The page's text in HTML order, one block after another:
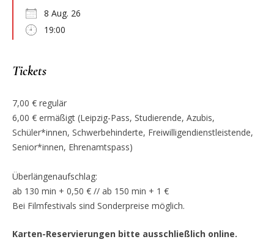
8 Aug. 26
19:00
Tickets
7,00 € regulär
6,00 € ermäßigt (Leipzig-Pass, Studierende, Azubis,
Schüler*innen, Schwerbehinderte, Freiwilligendienstleistende,
Senior*innen, Ehrenamtspass)
Überlängenaufschlag:
ab 130 min + 0,50 € // ab 150 min + 1 €
Bei Filmfestivals sind Sonderpreise möglich.
Karten-Reservierungen bitte ausschließlich online.